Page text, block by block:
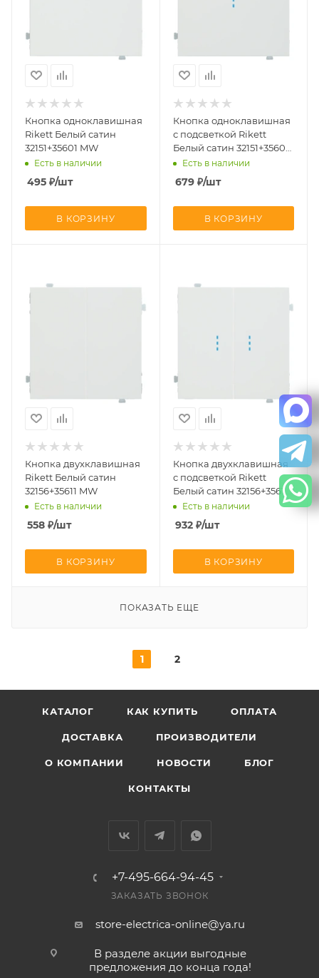
Кнопка одноклавишная
Rikett Белый сатин
32151+35601 MW
Есть в наличии
495 ₽/шт
В КОРЗИНУ
Кнопка одноклавишная
с подсветкой Rikett
Белый сатин 32151+35602
MW + 32019
Есть в наличии
679₽/шт
В КОРЗИНУ
Кнопка двухклавишная
Rikett Белый сатин
32156+35611 MW
Есть в наличии
558 ₽/шт
В КОРЗИНУ
Кнопка двухклавишная
с подсветкой Rikett
Белый сатин 32156+35612
MW + 2х32019
Есть в наличии
932₽/шт
В КОРЗИНУ
ПОКАЗАТЬ ЕЩЕ
1 2
КАТАЛОГ КАК КУПИТЬ ОПЛАТА
ДОСТАВКА ПРОИЗВОДИТЕЛИ
О КОМПАНИИ НОВОСТИ БЛОГ
КОНТАКТЫ
+7-495-664-94-45
ЗАКАЗАТЬ ЗВОНОК
store-electrica-online@ya.ru
В разделе акции выгодные
предложения до конца года!